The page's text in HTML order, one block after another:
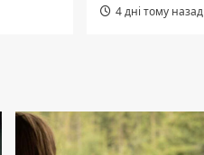
4 дні тому назад